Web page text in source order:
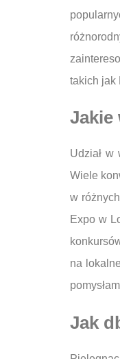
takich jak
Jakie
Udział w
Wiele
w
Expo w
na
Jak